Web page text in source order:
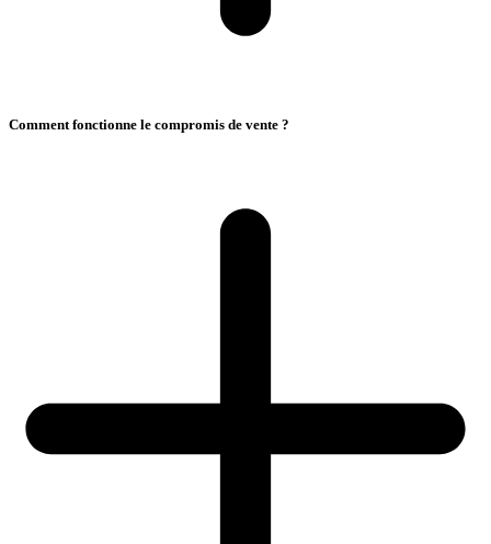
Comment fonctionne le compromis de vente ?